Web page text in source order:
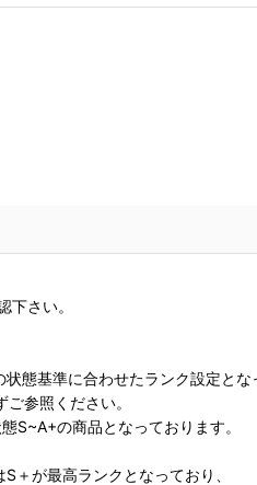
下さい。
態基準に合わせたランク設定とな
ご参照ください。
S~A+の商品となっております。
＋が最高ランクとなっており、